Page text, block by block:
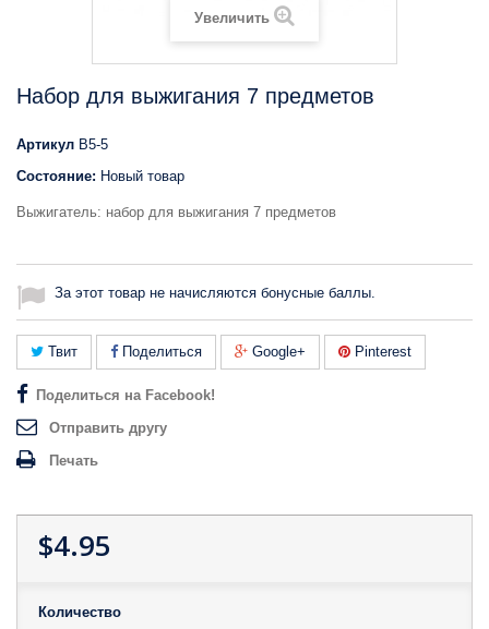
Увеличить
Набор для выжигания 7 предметов
Артикул B5-5
Состояние: Новый товар
Выжигатель: набор для выжигания 7 предметов
За этот товар не начисляются бонусные баллы.
Твит Поделиться Google+ Pinterest
Поделиться на Facebook!
Отправить другу
Печать
$4.95
Количество